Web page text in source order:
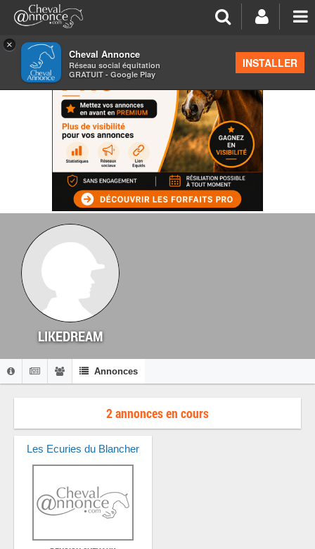
×
Cheval Annonce
Réseau social équitation
GRATUIT - Google Play
INSTALLER
LIKEDREAM
Annonces
2 annonces en cours
Les Ecuries du Blancher